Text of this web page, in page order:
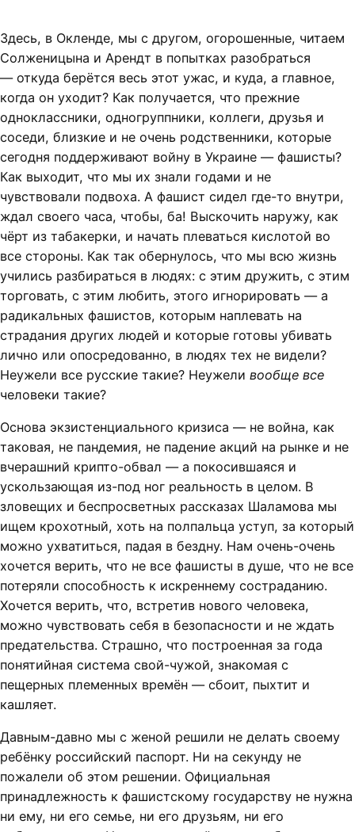
Здесь, в Окленде, мы с другом, огорошенные, читаем
Солженицына и Арендт в попытках разобраться
— откуда берётся весь этот ужас, и куда, а главное,
когда он уходит? Как получается, что прежние
одноклассники, одногруппники, коллеги, друзья и
соседи, близкие и не очень родственники, которые
сегодня поддерживают войну в Украине — фашисты?
Как выходит, что мы их знали годами и не
чувствовали подвоха. А фашист сидел где-то внутри,
ждал своего часа, чтобы, ба! Выскочить наружу, как
чёрт из табакерки, и начать плеваться кислотой во
все стороны. Как так обернулось, что мы всю жизнь
учились разбираться в людях: с этим дружить, с этим
торговать, с этим любить, этого игнорировать — а
радикальных фашистов, которым наплевать на
страдания других людей и которые готовы убивать
лично или опосредованно, в людях тех не видели?
Неужели все русские такие? Неужели вообще все
человеки такие?
Основа экзистенциального кризиса — не война, как
таковая, не пандемия, не падение акций на рынке и не
вчерашний крипто-обвал — а покосившаяся и
ускользающая из-под ног реальность в целом. В
зловещих и беспросветных рассказах Шаламова мы
ищем крохотный, хоть на полпальца уступ, за который
можно ухватиться, падая в бездну. Нам очень-очень
хочется верить, что не все фашисты в душе, что не все
потеряли способность к искреннему состраданию.
Хочется верить, что, встретив нового человека,
можно чувствовать себя в безопасности и не ждать
предательства. Страшно, что построенная за года
понятийная система свой-чужой, знакомая с
пещерных племенных времён — сбоит, пыхтит и
кашляет.
Давным-давно мы с женой решили не делать своему
ребёнку российский паспорт. Ни на секунду не
пожалели об этом решении. Официальная
принадлежность к фашистскому государству не нужна
ни ему, ни его семье, ни его друзьям, ни его